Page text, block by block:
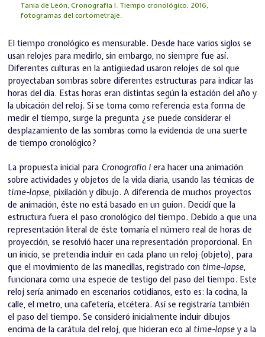
Tania de León, Cronografía I. Tiempo cronológico, 2016,
fotogramas del cortometraje.
El tiempo cronológico es mensurable. Desde hace varios siglos se
usan relojes para medirlo, sin embargo, no siempre fue así.
Diferentes culturas en la antigüedad usaron relojes de sol que
proyectaban sombras sobre diferentes estructuras para indicar las
horas del día. Estas horas eran distintas según la estación del año y
la ubicación del reloj. Si se toma como referencia esta forma de
medir el tiempo, surge la pregunta ¿se puede considerar el
desplazamiento de las sombras como la evidencia de una suerte
de tiempo cronológico?
La propuesta inicial para Cronografía I era hacer una animación
sobre actividades y objetos de la vida diaria, usando las técnicas de
time-lapse, pixilación y dibujo. A diferencia de muchos proyectos
de animación, éste no está basado en un guion. Decidí que la
estructura fuera el paso cronológico del tiempo. Debido a que una
representación literal de éste tomaría el número real de horas de
proyección, se resolvió hacer una representación proporcional. En
un inicio, se pretendía incluir en cada plano un reloj (objeto), para
que el movimiento de las manecillas, registrado con time-lapse,
funcionara como una especie de testigo del paso del tiempo. Este
reloj sería animado en escenarios cotidianos, esto es: la cocina, la
calle, el metro, una cafetería, etcétera. Así se registraría también
el paso del tiempo. Se consideró inicialmente incluir dibujos
encima de la carátula del reloj, que hicieran eco al time-lapse y a la